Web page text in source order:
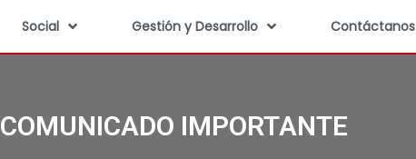
Social Gestión y Desarrollo Contáctanos
COMUNICADO IMPORTANTE